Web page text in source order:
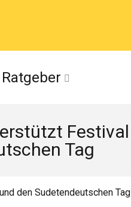
Ratgeber
Festival
Tag
den Sudetendeutschen Tag